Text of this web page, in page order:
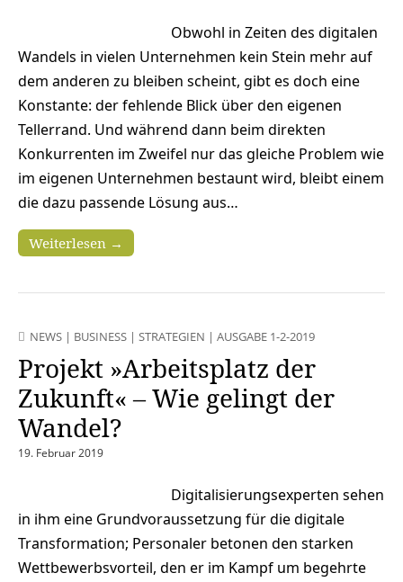
Obwohl in Zeiten des digitalen
Wandels in vielen Unternehmen kein Stein mehr auf
dem anderen zu bleiben scheint, gibt es doch eine
Konstante: der fehlende Blick über den eigenen
Tellerrand. Und während dann beim direkten
Konkurrenten im Zweifel nur das gleiche Problem wie
im eigenen Unternehmen bestaunt wird, bleibt einem
die dazu passende Lösung aus…
Weiterlesen →
NEWS | BUSINESS | STRATEGIEN | AUSGABE 1-2-2019
Projekt »Arbeitsplatz der
Zukunft« – Wie gelingt der
Wandel?
19. Februar 2019
Digitalisierungsexperten sehen
in ihm eine Grundvoraussetzung für die digitale
Transformation; Personaler betonen den starken
Wettbewerbsvorteil, den er im Kampf um begehrte